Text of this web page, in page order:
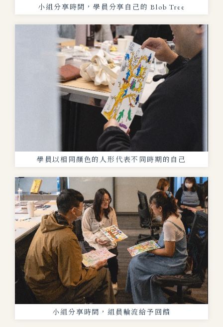
小組分享時間，學員分享自己的 Blob Tree
學員以相同顏色的人形代表不同時期的自己
小組分享時間，組員輪流給予回饋